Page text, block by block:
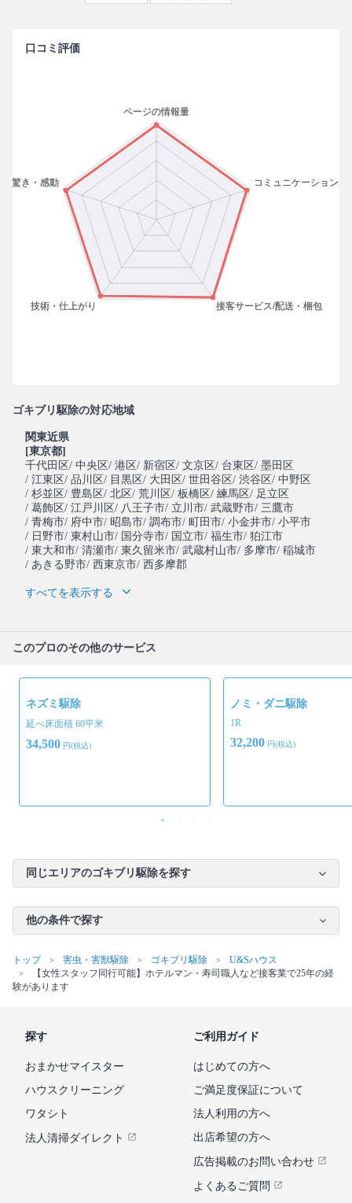
口コミ評価
ゴキブリ駆除の対応地域
関東近県
[東京都]
千代田区/ 中央区/ 港区/ 新宿区/ 文京区/ 台東区/ 墨田区
/ 江東区/ 品川区/ 目黒区/ 大田区/ 世田谷区/ 渋谷区/ 中野区
/ 杉並区/ 豊島区/ 北区/ 荒川区/ 板橋区/ 練馬区/ 足立区
/ 葛飾区/ 江戸川区/ 八王子市/ 立川市/ 武蔵野市/ 三鷹市
/ 青梅市/ 府中市/ 昭島市/ 調布市/ 町田市/ 小金井市/ 小平市
/ 日野市/ 東村山市/ 国分寺市/ 国立市/ 福生市/ 狛江市
/ 東大和市/ 清瀬市/ 東久留米市/ 武蔵村山市/ 多摩市/ 稲城市
/ あきる野市/ 西東京市/ 西多摩郡
すべてを表示する
このプロのその他のサービス
ネズミ駆除
延べ床面積 60平米
34,500 円(税込)
ノミ・ダニ駆除
1R
32,200 円(税込)
同じエリアのゴキブリ駆除を探す
他の条件で探す
トップ 害虫・害獣駆除 ゴキブリ駆除
U&Sハウス
【女性スタッフ同行可能】ホテルマン・寿司職人など接客業で25年の経
験があります
探す
おまかせマイスター
ハウスクリーニング
ワタシト
法人清掃ダイレクト
ご利用ガイド
はじめての方へ
ご満足度保証について
法人利用の方へ
出店希望の方へ
広告掲載のお問い合わせ
よくあるご質問